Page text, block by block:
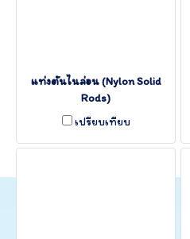
แท่งตันไนล่อน (Nylon Solid
Rods)
เปรียบเทียบ